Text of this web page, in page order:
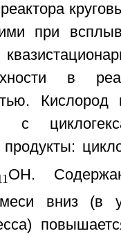
при
в
Кислород
с
ОН.
вниз (в